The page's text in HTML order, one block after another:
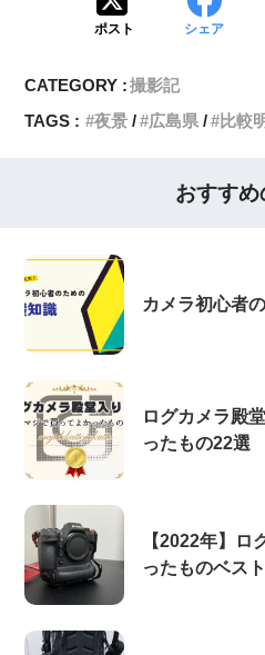
ポスト シェア
CATEGORY :撮影記
TAGS :
夜景 広島県 比較
おすすめ
カメラ初心者
ログカメラ殿
ったもの22選
【2022年】ロ
ったものベス